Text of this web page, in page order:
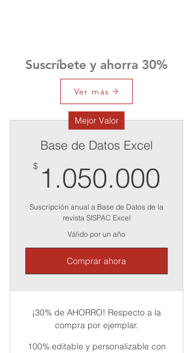
Suscríbete y ahorra 30%
Mejor Valor
Base de Datos Excel
$ 1.050.000
Suscripción anual a Base de Datos de la
revista SISPAC Excel
Válido por un año
Comprar ahora
¡30% de AHORRO! Respecto a la
compra por ejemplar.
100% editable y personalizable con
Ver más